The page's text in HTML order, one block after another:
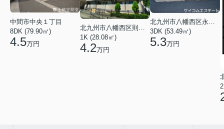
中間市中央１丁目
8DK (79.90㎡)
4.5万円
北九州市八幡西区則松１丁目
1K (28.08㎡)
4.2万円
3DK (53.49㎡)
5.3万円